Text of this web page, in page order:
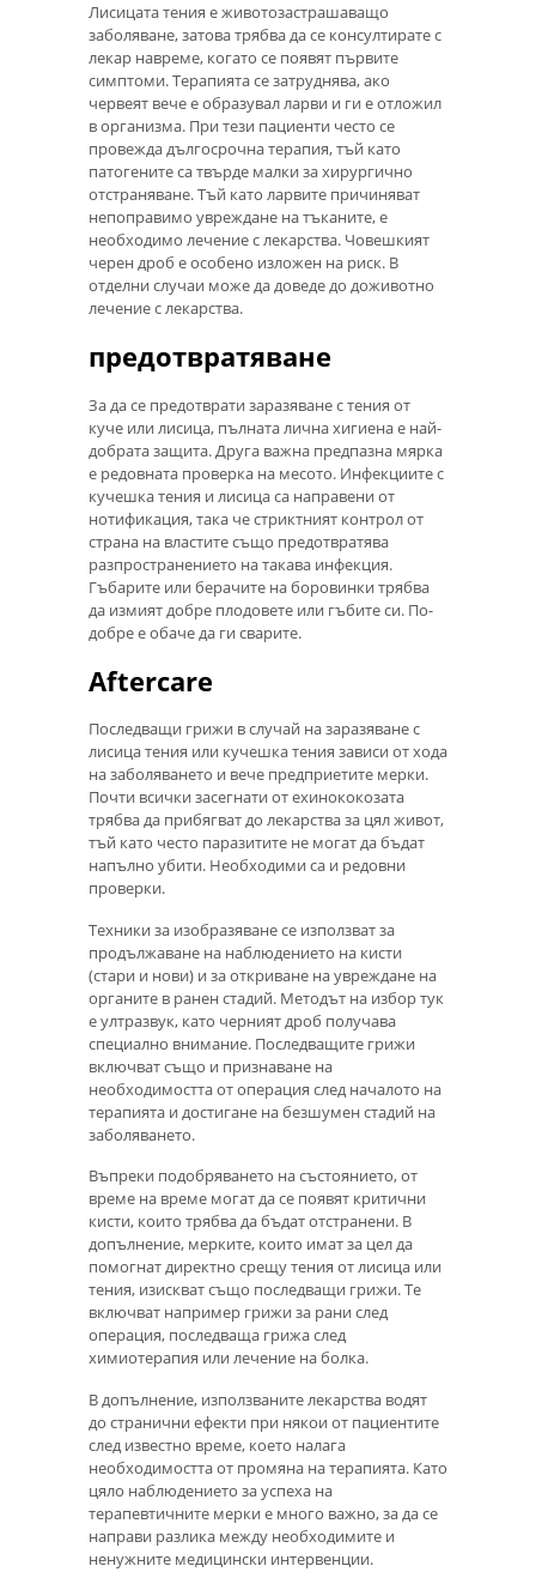
Лисицата тения е животозастрашаващо
заболяване, затова трябва да се консултирате с
лекар навреме, когато се появят първите
симптоми. Терапията се затруднява, ако
червеят вече е образувал ларви и ги е отложил
в организма. При тези пациенти често се
провежда дългосрочна терапия, тъй като
патогените са твърде малки за хирургично
отстраняване. Тъй като ларвите причиняват
непоправимо увреждане на тъканите, е
необходимо лечение с лекарства. Човешкият
черен дроб е особено изложен на риск. В
отделни случаи може да доведе до доживотно
лечение с лекарства.
предотвратяване
За да се предотврати заразяване с тения от
куче или лисица, пълната лична хигиена е най-
добрата защита. Друга важна предпазна мярка
е редовната проверка на месото. Инфекциите с
кучешка тения и лисица са направени от
нотификация, така че стриктният контрол от
страна на властите също предотвратява
разпространението на такава инфекция.
Гъбарите или берачите на боровинки трябва
да измият добре плодовете или гъбите си. По-
добре е обаче да ги сварите.
Aftercare
Последващи грижи в случай на заразяване с
лисица тения или кучешка тения зависи от хода
на заболяването и вече предприетите мерки.
Почти всички засегнати от ехинококозата
трябва да прибягват до лекарства за цял живот,
тъй като често паразитите не могат да бъдат
напълно убити. Необходими са и редовни
проверки.
Техники за изобразяване се използват за
продължаване на наблюдението на кисти
(стари и нови) и за откриване на увреждане на
органите в ранен стадий. Методът на избор тук
е ултразвук, като черният дроб получава
специално внимание. Последващите грижи
включват също и признаване на
необходимостта от операция след началото на
терапията и достигане на безшумен стадий на
заболяването.
Въпреки подобряването на състоянието, от
време на време могат да се появят критични
кисти, които трябва да бъдат отстранени. В
допълнение, мерките, които имат за цел да
помогнат директно срещу тения от лисица или
тения, изискват също последващи грижи. Те
включват например грижи за рани след
операция, последваща грижа след
химиотерапия или лечение на болка.
В допълнение, използваните лекарства водят
до странични ефекти при някои от пациентите
след известно време, което налага
необходимостта от промяна на терапията. Като
цяло наблюдението за успеха на
терапевтичните мерки е много важно, за да се
направи разлика между необходимите и
ненужните медицински интервенции.